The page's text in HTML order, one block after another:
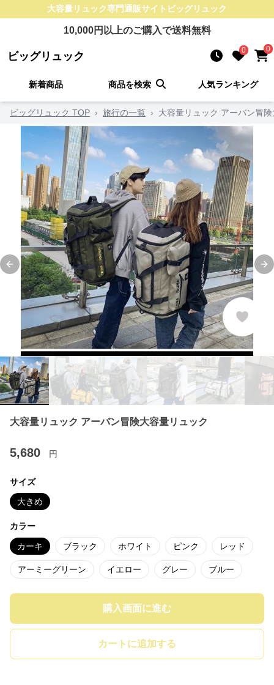
大容量リュック専門通販サイト ビッグリュック
10,000円以上のご購入で送料無料
ビッグリュック 0 0
新着商品 商品を検索 人気ランキング
ビッグリュック TOP › 旅行の一覧 › 大容量リュック アーバン冒
Previous slide
大容量リュック アーバン冒険大容量リュック
5,680 円
サイズ
大きめ
カラー
カーキ ブラック ホワイト ピンク レッド
アーミーグリーン イエロー グレー ブルー
購入画面に進む
カートに追加する